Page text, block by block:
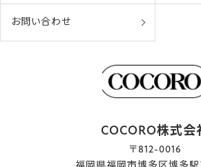
お問い合わせ
COCORO株式会
〒812-0016